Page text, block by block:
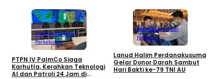
MegapolitanNews
Perkebunan
PTPN IV PalmCo Siaga
Karhutla, Kerahkan Teknologi
AI dan Patroli 24 Jam di
MegapolitanMiliter
Nasional
Lanud Halim Perdanakusuma
Gelar Donor Darah Sambut
Hari Bakti ke-79 TNI AU